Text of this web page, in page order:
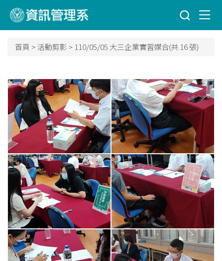
到
主
首頁 > 活動剪影 > 110/05/05 大三企業實習媒合(共 16 張)